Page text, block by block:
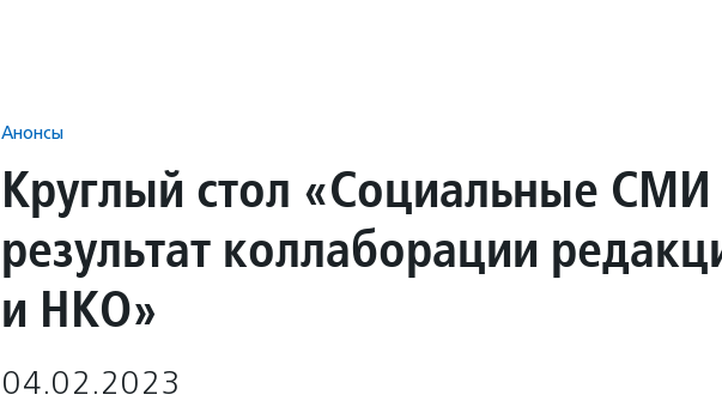
Анонсы
Круглый стол «Социальные СМИ
результат коллаборации
и НКО»
04.02.2023